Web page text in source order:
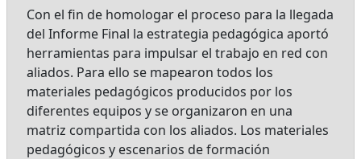
Con el fin de homologar el proceso para la llegada
del Informe Final la estrategia pedagógica aportó
herramientas para impulsar el trabajo en red con
aliados. Para ello se mapearon todos los
materiales pedagógicos producidos por los
diferentes equipos y se organizaron en una
matriz compartida con los aliados. Los materiales
pedagógicos y escenarios de formación